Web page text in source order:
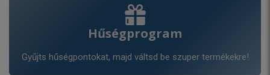
Hűségprogram
Gyűjts hűségpontokat, majd váltsd be szuper termékekre!